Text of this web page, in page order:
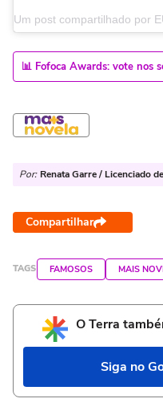
📊 Fofoca Awards: vote nos
Por: Renata Garre / Licenciado
Compartilhar
TAGS FAMOSOS MAIS
O Terra
Siga no